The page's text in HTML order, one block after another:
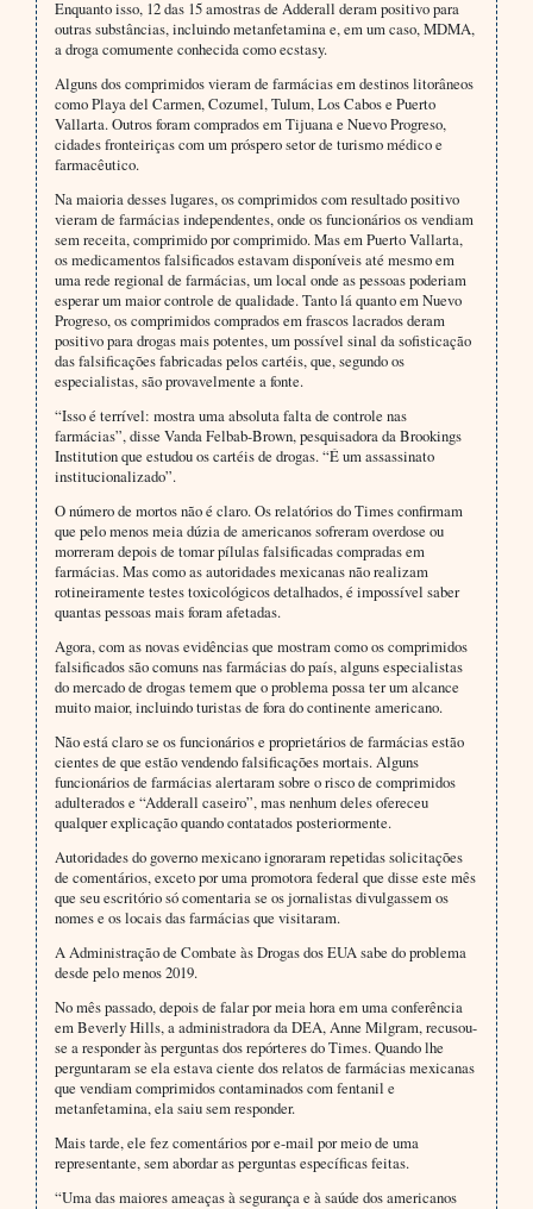
Enquanto isso, 12 das 15 amostras de Adderall deram positivo para
outras substâncias, incluindo metanfetamina e, em um caso, MDMA,
a droga comumente conhecida como ecstasy.
Alguns dos comprimidos vieram de farmácias em destinos litorâneos
como Playa del Carmen, Cozumel, Tulum, Los Cabos e Puerto
Vallarta. Outros foram comprados em Tijuana e Nuevo Progreso,
cidades fronteiriças com um próspero setor de turismo médico e
farmacêutico.
Na maioria desses lugares, os comprimidos com resultado positivo
vieram de farmácias independentes, onde os funcionários os vendiam
sem receita, comprimido por comprimido. Mas em Puerto Vallarta,
os medicamentos falsificados estavam disponíveis até mesmo em
uma rede regional de farmácias, um local onde as pessoas poderiam
esperar um maior controle de qualidade. Tanto lá quanto em Nuevo
Progreso, os comprimidos comprados em frascos lacrados deram
positivo para drogas mais potentes, um possível sinal da sofisticação
das falsificações fabricadas pelos cartéis, que, segundo os
especialistas, são provavelmente a fonte.
“Isso é terrível: mostra uma absoluta falta de controle nas
farmácias”, disse Vanda Felbab-Brown, pesquisadora da Brookings
Institution que estudou os cartéis de drogas. “É um assassinato
institucionalizado”.
O número de mortos não é claro. Os relatórios do Times confirmam
que pelo menos meia dúzia de americanos sofreram overdose ou
morreram depois de tomar pílulas falsificadas compradas em
farmácias. Mas como as autoridades mexicanas não realizam
rotineiramente testes toxicológicos detalhados, é impossível saber
quantas pessoas mais foram afetadas.
Agora, com as novas evidências que mostram como os comprimidos
falsificados são comuns nas farmácias do país, alguns especialistas
do mercado de drogas temem que o problema possa ter um alcance
muito maior, incluindo turistas de fora do continente americano.
Não está claro se os funcionários e proprietários de farmácias estão
cientes de que estão vendendo falsificações mortais. Alguns
funcionários de farmácias alertaram sobre o risco de comprimidos
adulterados e “Adderall caseiro”, mas nenhum deles ofereceu
qualquer explicação quando contatados posteriormente.
Autoridades do governo mexicano ignoraram repetidas solicitações
de comentários, exceto por uma promotora federal que disse este mês
que seu escritório só comentaria se os jornalistas divulgassem os
nomes e os locais das farmácias que visitaram.
A Administração de Combate às Drogas dos EUA sabe do problema
desde pelo menos 2019.
No mês passado, depois de falar por meia hora em uma conferência
em Beverly Hills, a administradora da DEA, Anne Milgram, recusou-
se a responder às perguntas dos repórteres do Times. Quando lhe
perguntaram se ela estava ciente dos relatos de farmácias mexicanas
que vendiam comprimidos contaminados com fentanil e
metanfetamina, ela saiu sem responder.
Mais tarde, ele fez comentários por e-mail por meio de uma
representante, sem abordar as perguntas específicas feitas.
“Uma das maiores ameaças à segurança e à saúde dos americanos